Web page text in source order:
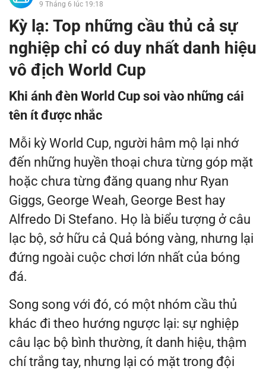
9 Tháng 6 lúc 19:18
Kỳ lạ: Top những cầu thủ cả sự
nghiệp chỉ có duy nhất danh hiệu
vô địch World Cup
Khi ánh đèn World Cup soi vào những cái
tên ít được nhắc
Mỗi kỳ World Cup, người hâm mộ lại nhớ
đến những huyền thoại chưa từng góp mặt
hoặc chưa từng đăng quang như Ryan
Giggs, George Weah, George Best hay
Alfredo Di Stefano. Họ là biểu tượng ở câu
lạc bộ, sở hữu cả Quả bóng vàng, nhưng lại
đứng ngoài cuộc chơi lớn nhất của bóng
đá.
Song song với đó, có một nhóm cầu thủ
khác đi theo hướng ngược lại: sự nghiệp
câu lạc bộ bình thường, ít danh hiệu, thậm
chí trắng tay, nhưng lại có mặt trong đội